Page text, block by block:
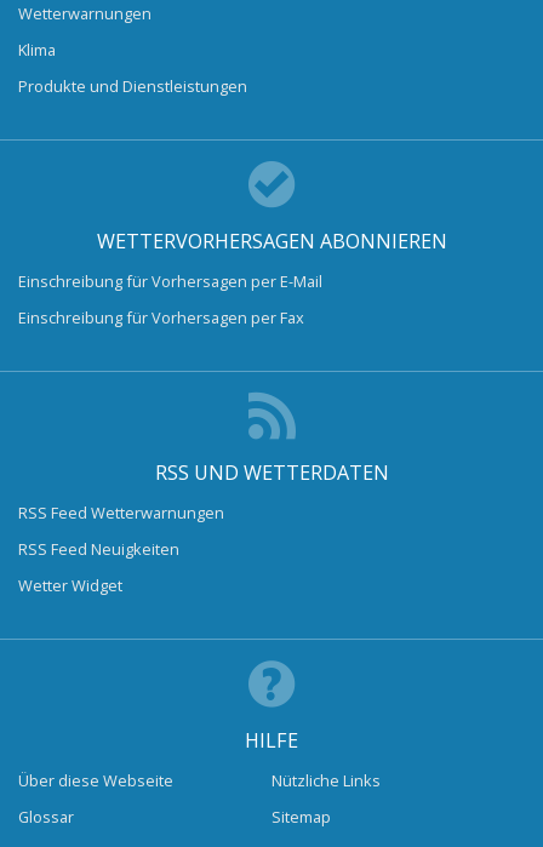
Wetterwarnungen
Klima
Produkte und Dienstleistungen
WETTERVORHERSAGEN ABONNIEREN
Einschreibung für Vorhersagen per E-Mail
Einschreibung für Vorhersagen per Fax
RSS UND WETTERDATEN
RSS Feed Wetterwarnungen
RSS Feed Neuigkeiten
Wetter Widget
HILFE
Über diese Webseite
Glossar
Nützliche Links
Sitemap